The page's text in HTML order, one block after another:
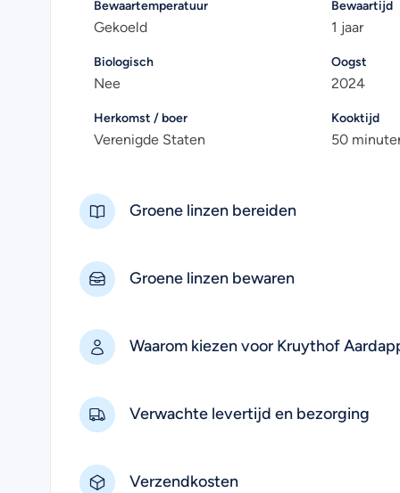
Bewaartemperatuur
Gekoeld
Bewaartijd
1 jaar
Biologisch
Nee
Oogst
2024
Herkomst / boer
Verenigde Staten
Kooktijd
50
Groene linzen bereiden
Groene linzen bewaren
Waarom kiezen voor Kruythof
Verwachte levertijd en bezorging
Verzendkosten